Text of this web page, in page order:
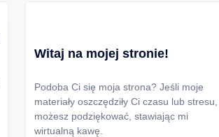
Witaj na mojej stronie!
Podoba Ci się moja strona? Jeśli moje
materiały oszczędziły Ci czasu lub stresu,
możesz podziękować, stawiając mi
wirtualną kawę.